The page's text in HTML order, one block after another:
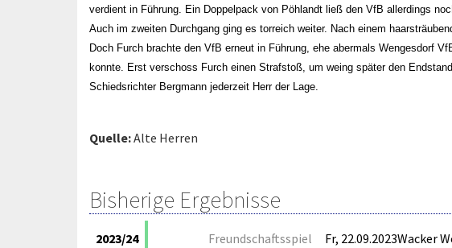
verdient in Führung. Ein Doppelpack von Pöhlandt ließ den VfB allerdings
Auch im zweiten Durchgang ging es torreich weiter. Nach einem
Doch Furch brachte den VfB erneut in Führung, ehe abermals Wengesdorf
konnte. Erst verschoss Furch einen Strafstoß, um weing später den
Schiedsrichter Bergmann jederzeit Herr der Lage.
Quelle:Alte Herren
Bisherige Ergebnisse
2023/24 Freundschaftsspiel Fr, 22.09.2023Wacker